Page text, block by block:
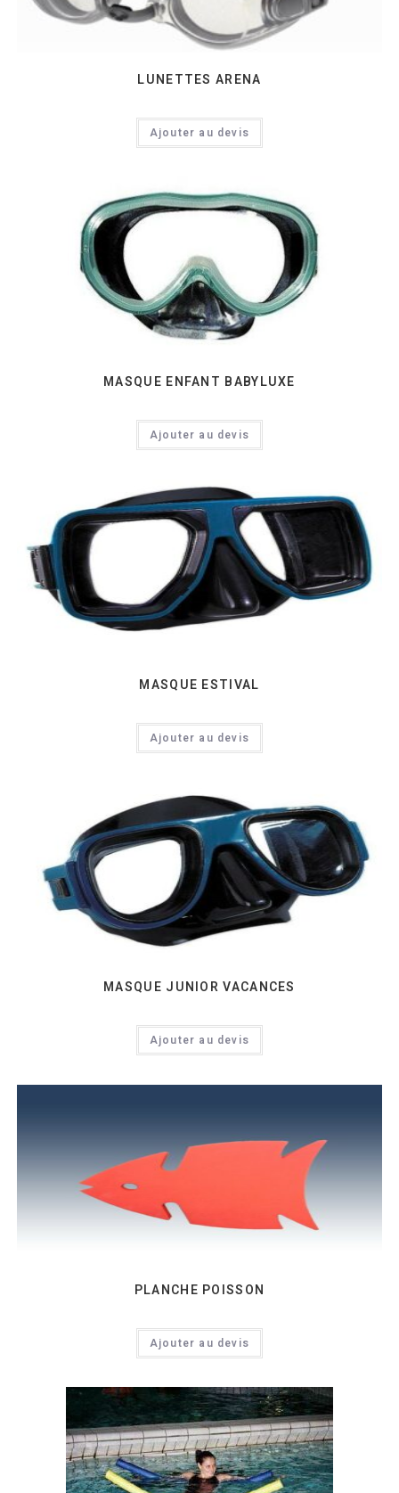
LUNETTES ARENA
Ajouter au devis
MASQUE ENFANT BABYLUXE
Ajouter au devis
MASQUE ESTIVAL
Ajouter au devis
MASQUE JUNIOR VACANCES
Ajouter au devis
PLANCHE POISSON
Ajouter au devis